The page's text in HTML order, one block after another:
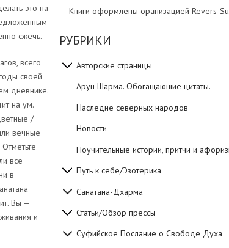
это на
сжечь.
всего
своей
дневнике.
на ум.
/
вечные
все
в
Вы —
и
Книги оформлены оранизацией Revers-
РУБРИКИ
Авторские страницы
Арун Шарма. Обогащающие цитаты.
Наследие северных народов
Новости
Поучительные истории, притчи и
Путь к себе/Эзотерика
Санатана-Дхарма
Статьи/Обзор прессы
Суфийское Послание о Свободе Духа